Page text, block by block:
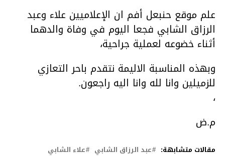
علم موقع حنبعل أفم ان الإعلاميين علاء وعبد
الرزاق الشابي فجعا اليوم في وفاة والدهما
أثناء خضوعه لعملية جراحية،
وبهذه المناسبة الاليمة نتقدم باحر التعازي
للزميلين وانا لله وانا اليه راجعون.
،
م.ض
مقالات متشابهة: عبد الرزاق الشابي علاء الشابي